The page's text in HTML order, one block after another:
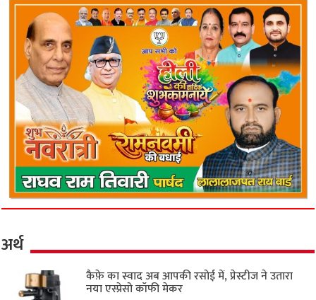
अर्थ
कैफ़े का स्वाद अब आपकी रसोई में, प्रेस्टीज ने उतारा
नया एस्प्रेसो कॉफी मेकर